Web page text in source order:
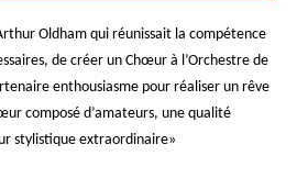
Oldham qui réunissait la compétence
de créer un Chœur à l’Orchestre de
enthousiasme pour réaliser un rêve
composé d’amateurs, une qualité
stylistique extraordinaire»